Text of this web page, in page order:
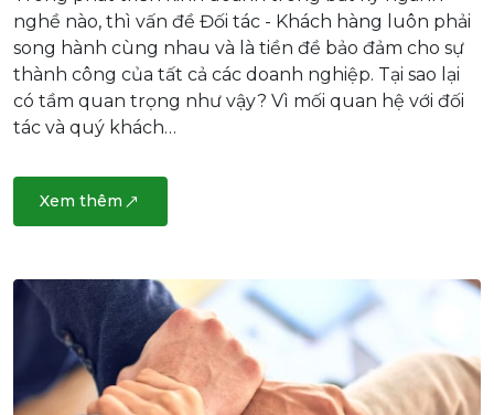
nghề nào, thì vấn đề Đối tác - Khách hàng luôn phải
song hành cùng nhau và là tiền đề bảo đảm cho sự
thành công của tất cả các doanh nghiệp. Tại sao lại
có tầm quan trọng như vậy? Vì mối quan hệ với đối
tác và quý khách…
Xem thêm